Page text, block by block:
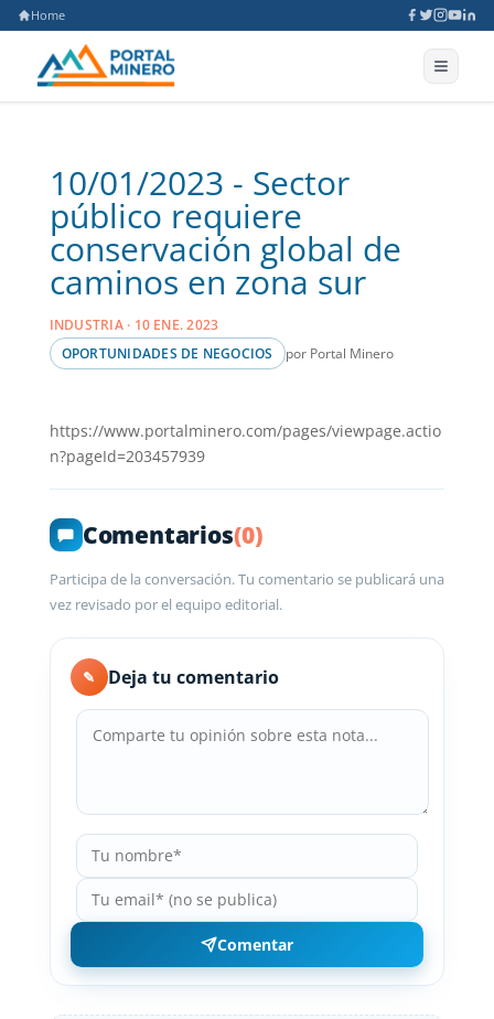
Home
10/01/2023 - Sector
público requiere
conservación global de
caminos en zona sur
INDUSTRIA · 10 ENE. 2023
OPORTUNIDADES DE NEGOCIOS
por Portal Minero
https://www.portalminero.com/pages/viewpage.actio
n?pageId=203457939
Comentarios(0)
Participa de la conversación. Tu comentario se publicará una
vez revisado por el equipo editorial.
✎ Deja tu comentario
Comentar